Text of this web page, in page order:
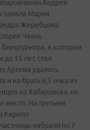
Андрей
заняла Мария
Жеребцова
Чхань
в котором
15 лет, стал
Артема удалось
и на-брать 8,5 очка из
из Хабаровска, но
место. На третьем
Кирилл
набрали по 7